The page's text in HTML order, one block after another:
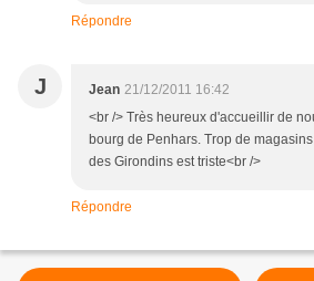
Répondre
J Jean 21/12/2011 16:42
<br /> Très heureux d'accueillir de
bourg de Penhars. Trop de
des Girondins est triste<br />
Répondre